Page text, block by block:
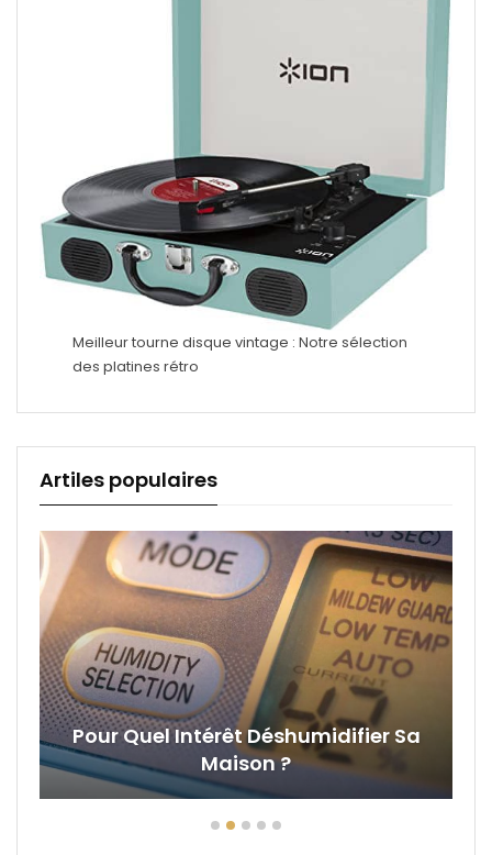
Meilleur tourne disque vintage : Notre sélection
des platines rétro
Artiles populaires
Pour Quel Intérêt Déshumidifier Sa
Maison ?